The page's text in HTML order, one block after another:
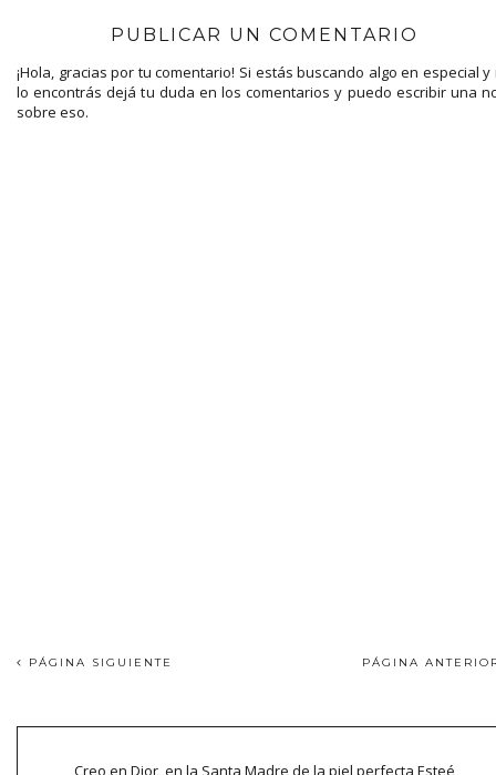
PUBLICAR UN COMENTARIO
¡Hola, gracias por tu comentario! Si estás buscando algo en especial y
lo encontrás dejá tu duda en los comentarios y puedo escribir una
sobre eso.
PÁGINA SIGUIENTE PÁGINA
Creo en Dior, en la Santa Madre de la piel perfecta Esteé